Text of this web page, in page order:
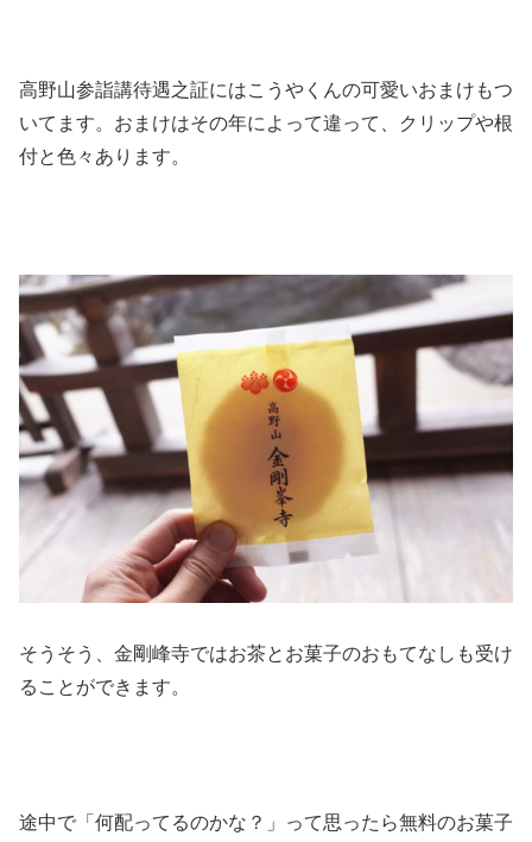
高野山参詣講待遇之証にはこうやくんの可愛いおまけもつ
いてます。おまけはその年によって違って、クリップや根
付と色々あります。
そうそう、金剛峰寺ではお茶とお菓子のおもてなしも受け
ることができます。
途中で「何配ってるのかな？」って思ったら無料のお菓子